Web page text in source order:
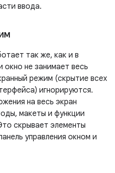
ввода.
так же, как и в
не занимает весь
режим (скрытие всех
игнорируются.
на весь экран
макеты и функции
скрывает элементы
управления окном и